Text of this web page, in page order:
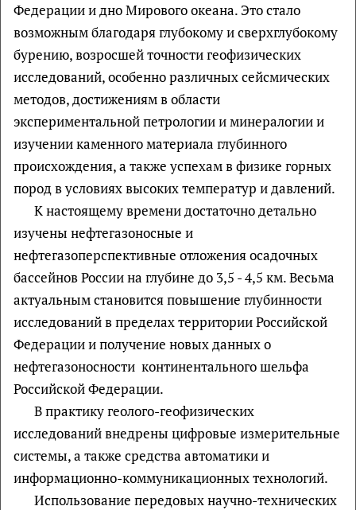
Федерации и дно Мирового океана. Это стало
возможным благодаря глубокому и сверхглубокому
бурению, возросшей точности геофизических
исследований, особенно различных сейсмических
методов, достижениям в области
экспериментальной петрологии и минералогии и
изучении каменного материала глубинного
происхождения, а также успехам в физике горных
пород в условиях высоких температур и давлений.
К настоящему времени достаточно детально
изучены нефтегазоносные и
нефтегазоперспективные отложения осадочных
бассейнов России на глубине до 3,5 - 4,5 км. Весьма
актуальным становится повышение глубинности
исследований в пределах территории Российской
Федерации и получение новых данных о
нефтегазоносности континентального шельфа
Российской Федерации.
В практику геолого-геофизических
исследований внедрены цифровые измерительные
системы, а также средства автоматики и
информационно-коммуникационных технологий.
Использование передовых научно-технических